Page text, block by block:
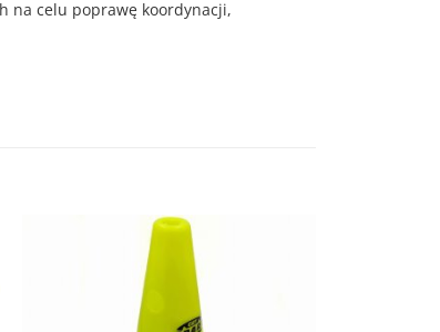
na celu poprawę koordynacji,